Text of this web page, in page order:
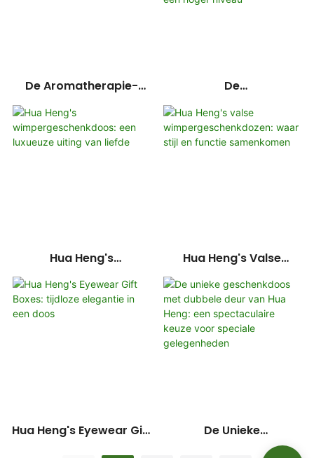
De Aromatherapie-
Kaarsendoos Van Hua
Heng: Een
Samensmelting Van
Elegantie En
De
Schoonheidsverpakking
Soplossingen Van Hua
Heng: Breng Uw Make-
Upbenodigdheden Naar
Hua Heng's
Wimpergeschenkdoos:
Een Luxueuze Uiting Van
Liefde
Hua Heng's Valse
Wimpergeschenkdozen:
Waar Stijl En Functie
Samenkomen
Hua Heng's Eyewear Gift
De Unieke
Geschenkdoos Met